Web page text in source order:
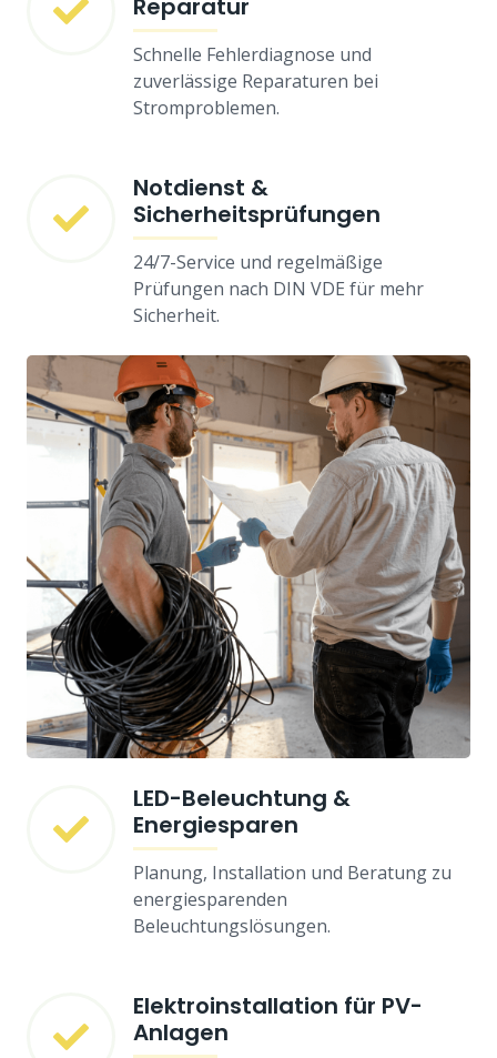
Reparatur
Schnelle Fehlerdiagnose und
zuverlässige Reparaturen bei
Stromproblemen.
Notdienst &
Sicherheitsprüfungen
24/7-Service und regelmäßige
Prüfungen nach DIN VDE für mehr
Sicherheit.
LED-Beleuchtung &
Energiesparen
Planung, Installation und Beratung zu
energiesparenden
Beleuchtungslösungen.
Elektroinstallation für PV-
Anlagen